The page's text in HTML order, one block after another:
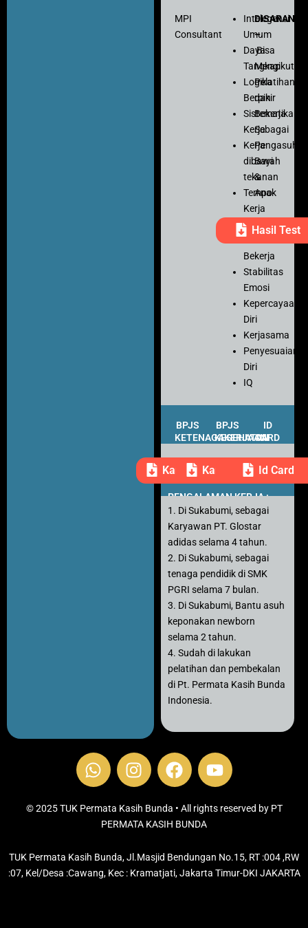
MPI
Consultant
Intelegensi
Umum
Daya
Tangkap
Logika
Berpikir
Sistematika
Kerja
Kerja
dibawah
tekanan
Tempo
Kerja
Ketelitian
Motivasi
Bekerja
Stabilitas
Emosi
Kepercayaan
Diri
Kerjasama
Penyesuaian
Diri
IQ
–
Bisa
Mengikuti
Pelatihan
dan
Bekerja
Sebagai
Pengasuh
Bayi
&
Anak
Hasil Test
BPJS
KETENAGAKERJAAN
BPJS
KESEHATAN
ID
CARD
Kartu PesertaKartu PesertaId Card
PENGALAMAN KERJA :
1. Di Sukabumi, sebagai
Karyawan PT. Glostar
adidas selama 4 tahun.
2. Di Sukabumi, sebagai
tenaga pendidik di SMK
PGRI selama 7 bulan.
3. Di Sukabumi, Bantu asuh
keponakan newborn
selama 2 tahun.
4. Sudah di lakukan
pelatihan dan pembekalan
di Pt. Permata Kasih Bunda
Indonesia.
W
h
t
p
p
I
n
t
a
r
a
F
a
e
b
o
k
Y
o
t
e
© 2025 TUK Permata Kasih Bunda • All rights reserved by PT
PERMATA KASIH BUNDA
TUK Permata Kasih Bunda, Jl.Masjid Bendungan No.15, RT :004 ,RW
:07, Kel/Desa :Cawang, Kec : Kramatjati, Jakarta Timur-DKI JAKARTA